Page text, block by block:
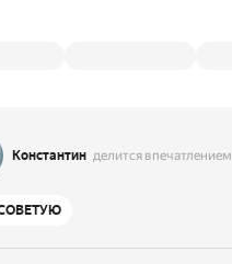
Константин делится впечатлением